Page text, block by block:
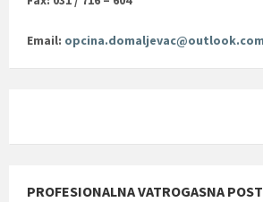
Email: opcina.domaljevac@outlook.com
PROFESIONALNA VATROGASNA